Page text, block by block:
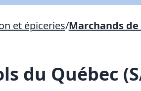
et épiceries/Marchands
du Québec
(sera inclus dans courriel)